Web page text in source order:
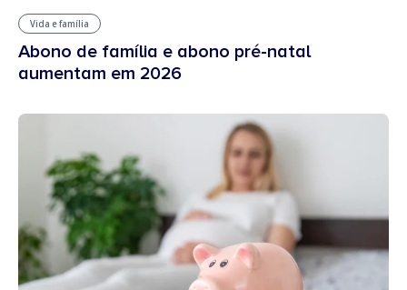
Vida e família
Abono de família e abono pré-natal
aumentam em 2026